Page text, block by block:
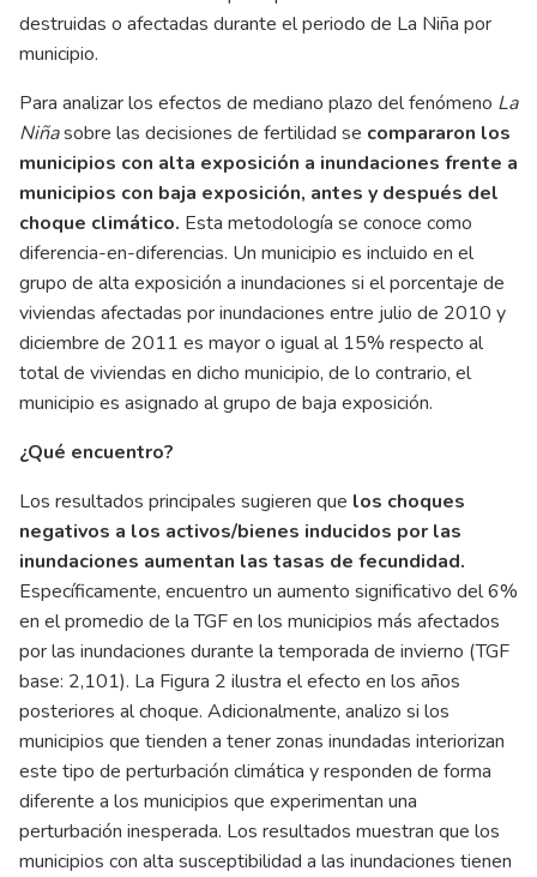
destruidas o afectadas durante el periodo de La Niña por
municipio.
Para analizar los efectos de mediano plazo del fenómeno La
Niñasobre las decisiones de fertilidad se compararon los
municipios con alta exposición a inundaciones frente a
municipios con baja exposición, antes y después del
choque climático. Esta metodología se conoce como
diferencia-en-diferencias. Un municipio es incluido en el
grupo de alta exposición a inundaciones si el porcentaje de
viviendas afectadas por inundaciones entre julio de 2010 y
diciembre de 2011 es mayor o igual al 15% respecto al
total de viviendas en dicho municipio, de lo contrario, el
municipio es asignado al grupo de baja exposición.
¿Qué encuentro?
Los resultados principales sugieren que los choques
negativos a los activos/bienes inducidos por las
inundaciones aumentan las tasas de fecundidad.
Específicamente, encuentro un aumento significativo del 6%
en el promedio de la TGF en los municipios más afectados
por las inundaciones durante la temporada de invierno (TGF
base: 2,101). La Figura 2 ilustra el efecto en los años
posteriores al choque. Adicionalmente, analizo si los
municipios que tienden a tener zonas inundadas interiorizan
este tipo de perturbación climática y responden de forma
diferente a los municipios que experimentan una
perturbación inesperada. Los resultados muestran que los
municipios con alta susceptibilidad a las inundaciones tienen